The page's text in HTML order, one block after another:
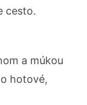
cesto.
a múkou
hotové,